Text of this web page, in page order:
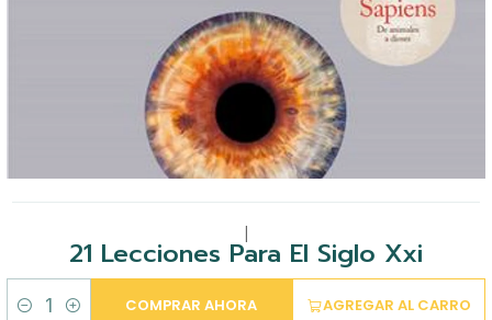
21 Lecciones Para El Siglo Xxi
AGREGAR AL CARRO
COMPRAR AHORA